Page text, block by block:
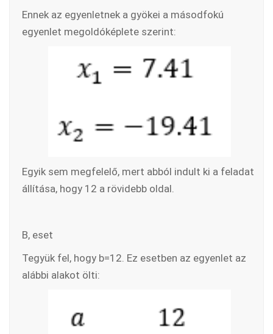
Ennek az egyenletnek a gyökei a másodfokú
egyenlet megoldóképlete szerint:
Egyik sem megfelelő, mert abból indult ki a feladat
állítása, hogy 12 a rövidebb oldal.
B, eset
Tegyük fel, hogy b=12. Ez esetben az egyenlet az
alábbi alakot ölti: